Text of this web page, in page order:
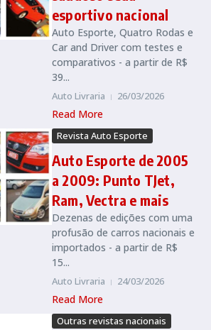
esportivo nacional
Auto Esporte, Quatro Rodas e
Car and Driver com testes e
comparativos - a partir de R$
39...
Auto Livraria 26/03/2026
Read More
Revista Auto Esporte
Auto Esporte de 2005
a 2009: Punto TJet,
Ram, Vectra e mais
Dezenas de edições com uma
profusão de carros nacionais e
importados - a partir de R$
15...
Auto Livraria 24/03/2026
Read More
Outras revistas nacionais